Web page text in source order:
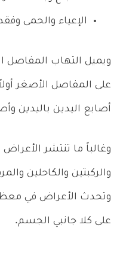
الإعياء والحمى
ويميل التهاب المفاصل
على المفاصل الأصغر
أصابع اليدين باليدين
وغالباً ما تنتشر
والركبتين والكاحلين
وتحدث الأعراض في
على كلا جانبي الجسم.